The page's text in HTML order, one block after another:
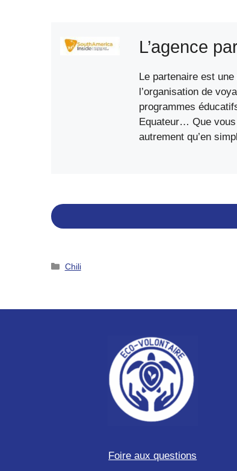
L’agence
Le partenaire est
l’organisation de
programmes
Equateur… Que vous
autrement qu’en
Catégories
Chili
Foire aux questions